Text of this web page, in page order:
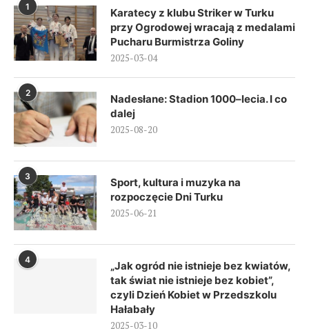
1
Karatecy z klubu Striker w Turku
przy Ogrodowej wracają z medalami
Pucharu Burmistrza Goliny
2025-03-04
2
Nadesłane: Stadion 1000–lecia. I co
dalej
2025-08-20
3
Sport, kultura i muzyka na
rozpoczęcie Dni Turku
2025-06-21
4
„Jak ogród nie istnieje bez kwiatów,
tak świat nie istnieje bez kobiet”,
czyli Dzień Kobiet w Przedszkolu
Hałabały
2025-03-10